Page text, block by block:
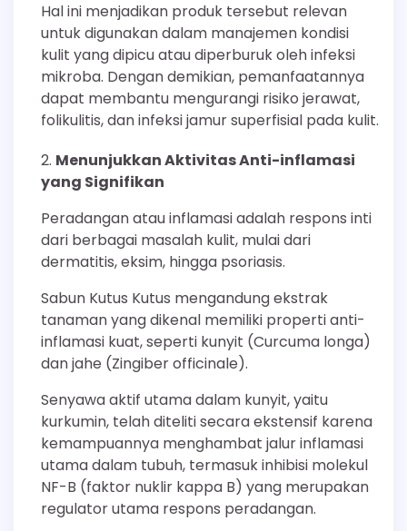
Hal ini menjadikan produk tersebut relevan
untuk digunakan dalam manajemen kondisi
kulit yang dipicu atau diperburuk oleh infeksi
mikroba. Dengan demikian, pemanfaatannya
dapat membantu mengurangi risiko jerawat,
folikulitis, dan infeksi jamur superfisial pada kulit.
Menunjukkan Aktivitas Anti-inflamasi
yang Signifikan
Peradangan atau inflamasi adalah respons inti
dari berbagai masalah kulit, mulai dari
dermatitis, eksim, hingga psoriasis.
Sabun Kutus Kutus mengandung ekstrak
tanaman yang dikenal memiliki properti anti-
inflamasi kuat, seperti kunyit (Curcuma longa)
dan jahe (Zingiber officinale).
Senyawa aktif utama dalam kunyit, yaitu
kurkumin, telah diteliti secara ekstensif karena
kemampuannya menghambat jalur inflamasi
utama dalam tubuh, termasuk inhibisi molekul
NF-B (faktor nuklir kappa B) yang merupakan
regulator utama respons peradangan.